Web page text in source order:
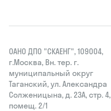
ОАНО ДПО "СКАЕНГ", 109004,
г.Москва, Вн. тер. г.
муниципальный округ
Таганский, ул. Александра
Солженицына, д. 23А, стр. 4,
помещ. 2/1